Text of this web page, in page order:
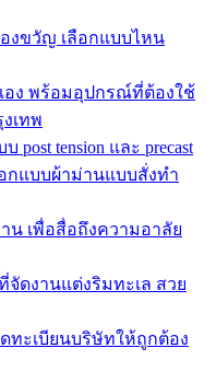
องขวัญ เลือกแบบไหน
อง พร้อมอุปกรณ์ที่ต้องใช้
เทพ
tension และ precast
กแบบผ้าม่านแบบสั่งทำ
น เพื่อสื่อถึงความอาลัย
ที่จัดงานแต่งริมทะเล สวย
ทะเบียนบริษัทให้ถูกต้อง